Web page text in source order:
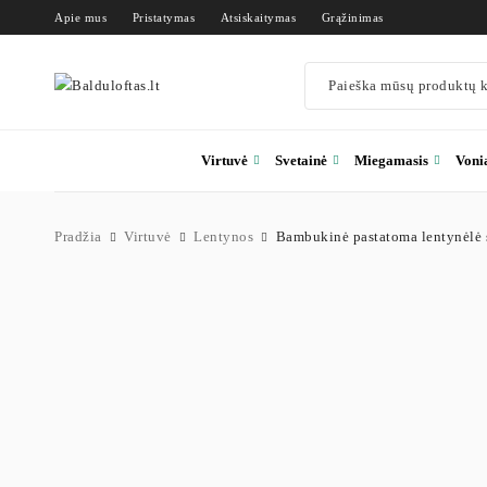
Apie mus Pristatymas Atsiskaitymas Grąžinimas
Virtuvė Svetainė Miegamasis
Pradžia Virtuvė Lentynos Bambukinė pastatoma